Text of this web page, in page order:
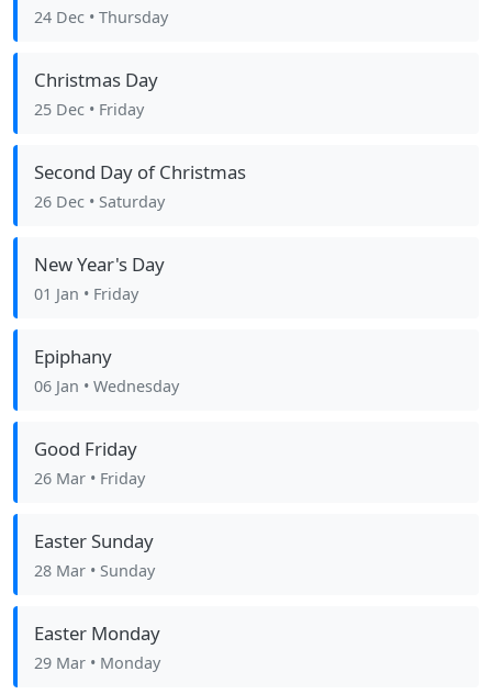
24 Dec • Thursday
Christmas Day
25 Dec • Friday
Second Day of Christmas
26 Dec • Saturday
New Year's Day
01 Jan • Friday
Epiphany
06 Jan • Wednesday
Good Friday
26 Mar • Friday
Easter Sunday
28 Mar • Sunday
Easter Monday
29 Mar • Monday